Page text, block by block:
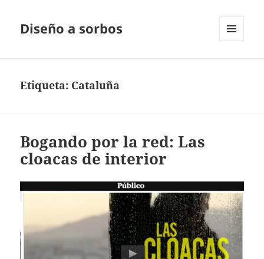
Diseño a sorbos
Etiqueta: Cataluña
Bogando por la red: Las
cloacas de interior